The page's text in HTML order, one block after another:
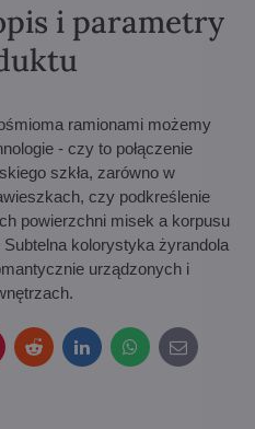
i parametry
ramionami możemy
- czy to połączenie
szkła, zarówno w
czy podkreślenie
powierzchni misek a korpusu
kolorystyka żyrandola
urządzonych i
RedditLinkedInWhatsApp
E-
mail